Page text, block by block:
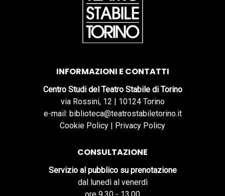
INFORMAZIONI E CONTATTI
Centro Studi del Teatro Stabile di Torino
via Rossini, 12 | 10124 Torino
e-mail: biblioteca@teatrostabiletorino.it
Cookie Policy | Privacy Policy
CONSULTAZIONE
Servizio al pubblico su prenotazione
dal lunedì al venerdì